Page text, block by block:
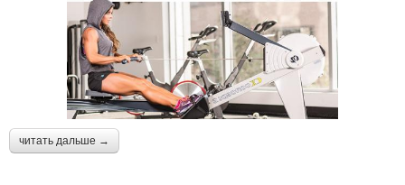
читать дальше →